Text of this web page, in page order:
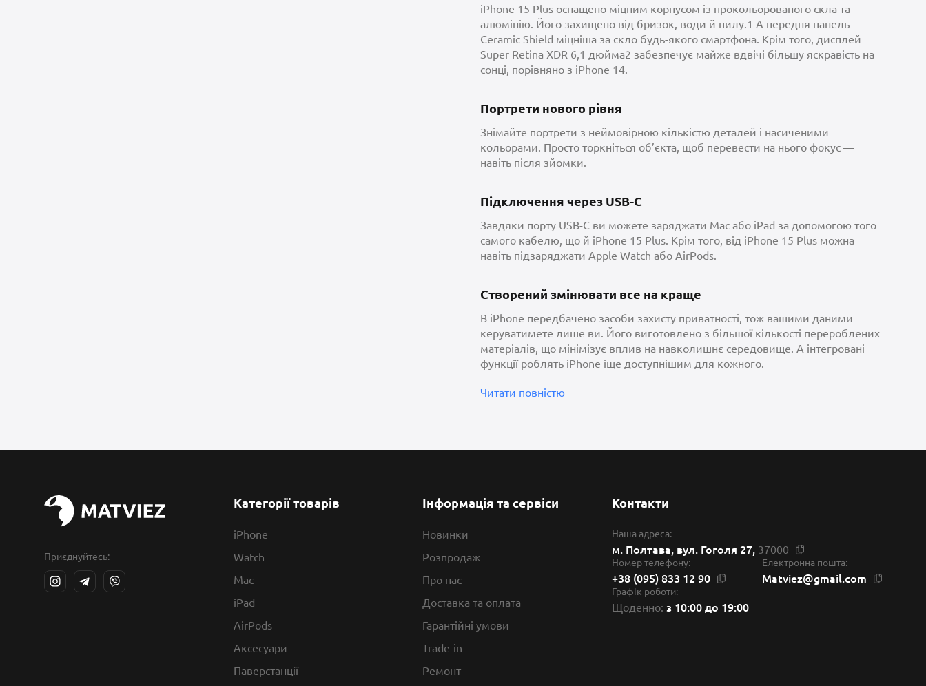
iPhone 15 Plus оснащено міцним корпусом із прокольорованого скла та
алюмінію. Його захищено від бризок, води й пилу.1 А передня панель
Ceramic Shield міцніша за скло будь-якого смартфона. Крім того, дисплей
Super Retina XDR 6,1 дюйма2 забезпечує майже вдвічі більшу яскравість на
сонці, порівняно з iPhone 14.
Портрети нового рівня
Знімайте портрети з неймовірною кількістю деталей і насиченими
кольорами. Просто торкніться об’єкта, щоб перевести на нього фокус —
навіть після зйомки.
Підключення через USB-C
Завдяки порту USB-C ви можете заряджати Mac або iPad за допомогою того
самого кабелю, що й iPhone 15 Plus. Крім того, від iPhone 15 Plus можна
навіть підзаряджати Apple Watch або AirPods.
Створений змінювати все на краще
В iPhone передбачено засоби захисту приватності, тож вашими даними
керуватимете лише ви. Його виготовлено з більшої кількості перероблених
матеріалів, що мінімізує вплив на навколишнє середовище. А інтегровані
функції роблять iPhone іще доступнішим для кожного.
Читати повністю
Приєднуйтесь:
Категорії товарів
iPhone
Watch
Mac
iPad
AirPods
Аксесуари
Паверстанції
Інформація та сервіси
Новинки
Розпродаж
Про нас
Доставка та оплата
Гарантійні умови
Trade-in
Ремонт
Контакти
Наша адреса:
м. Полтава, вул. Гоголя 27,37000
Номер телефону:
+38 (095) 833 12 90
Електронна пошта:
Matviez@gmail.com
Графік роботи:
Щоденно: з 10:00 до 19:00